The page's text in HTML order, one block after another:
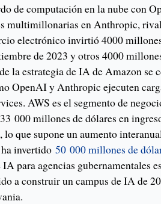
de computación en la nube con
multimillonarias en Anthropic,
electrónico invirtió 4000
de 2023 y otros 4000
la estrategia de IA de Amazon se
OpenAI y Anthropic ejecuten
AWS es el segmento de
000 millones de dólares en
lo que supone un aumento
ha invertido50 000 millones de
para agencias gubernamentales
a construir un campus de IA de